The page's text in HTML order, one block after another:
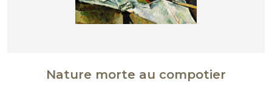
Nature morte au compotier